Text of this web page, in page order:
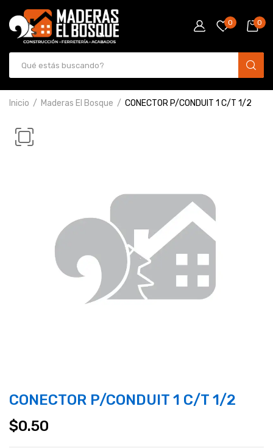
0 0
Inicio Maderas El Bosque CONECTOR P/CONDUIT 1 C/T 1/2
CONECTOR P/CONDUIT 1 C/T 1/2
$0.50